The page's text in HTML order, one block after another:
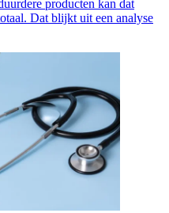
producten kan dat
Dat blijkt uit een analyse